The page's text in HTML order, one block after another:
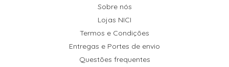
Sobre nós
Lojas NICI
Termos e Condições
Entregas e Portes de envio
Questões frequentes